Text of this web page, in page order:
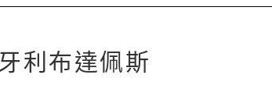
利布達佩斯